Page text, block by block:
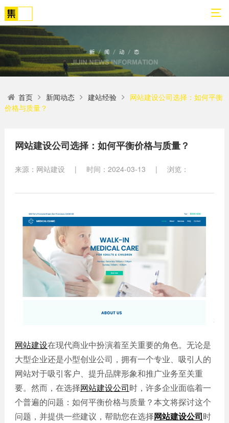
01
关
于
们
公
简
的
户
02
网
划
法
03
解
案
高端
建设
序开
发
微信
定制
APP
开发
服务
生物
医药
网站
建设
外贸
网站
04
营
化
05
案
示
网站
案例
生物
医疗
教育
培训
政府
单位
机械
IT科
技
装修
建筑
其他
06
新
建
网
见
问
序
首页 新闻动态 建站经验
网站建设公司选择：如何平衡
价格与质量？
网站建设公司选择：如何平衡价格与质量？
来源：网站建设 | 时间：2024-03-13 | 浏览：
网站建设在现代商业中扮演着至关重要的角色。无论是
大型企业还是小型创业公司，拥有一个专业、吸引人的
网站对于吸引客户、提升品牌形象和推广业务至关重
要。然而，在选择网站建设公司时，许多企业面临着一
个普遍的问题：如何平衡价格与质量？本文将探讨这个
问题，并提供一些建议，帮助您在选择网站建设公司时